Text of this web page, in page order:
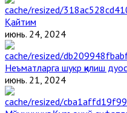
Қайтим
июнь. 24, 2024
Неъматларга шукр қилиш
июнь. 21, 2024